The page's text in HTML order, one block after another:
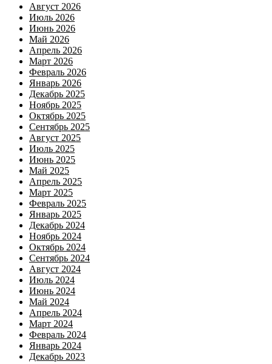
Август 2026
Июль 2026
Июнь 2026
Май 2026
Апрель 2026
Март 2026
Февраль 2026
Январь 2026
Декабрь 2025
Ноябрь 2025
Октябрь 2025
Сентябрь 2025
Август 2025
Июль 2025
Июнь 2025
Май 2025
Апрель 2025
Март 2025
Февраль 2025
Январь 2025
Декабрь 2024
Ноябрь 2024
Октябрь 2024
Сентябрь 2024
Август 2024
Июль 2024
Июнь 2024
Май 2024
Апрель 2024
Март 2024
Февраль 2024
Январь 2024
Декабрь 2023